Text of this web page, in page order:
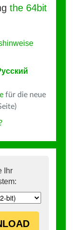
the 64bit
für die neue
Ihr